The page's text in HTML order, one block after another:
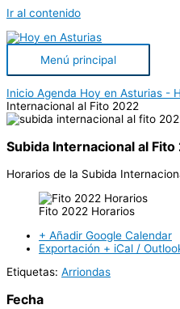
Ir al contenido
Menú principal
Inicio Agenda Hoy en Asturias -
Internacional al Fito 2022
Subida Internacional al Fito
Horarios de la Subida
Fito 2022 Horarios
+ Añadir Google Calendar
Exportación + iCal /
Etiquetas: Arriondas
Fecha